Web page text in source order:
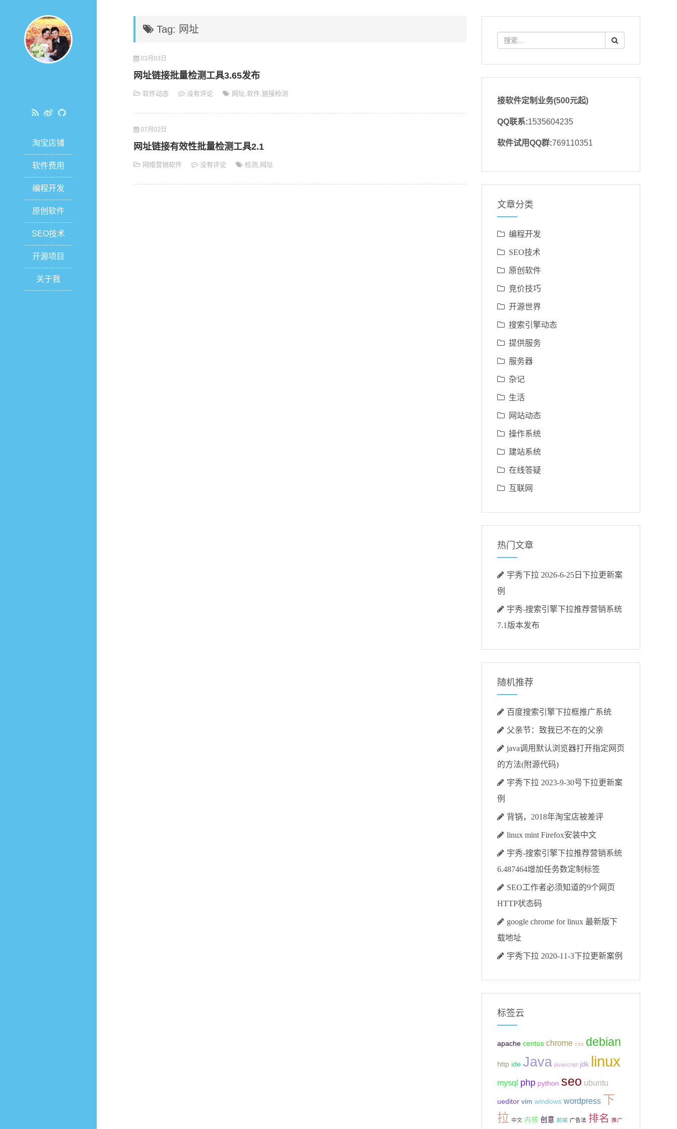
淘宝店铺
软件费用
编程开发
原创软件
SEO技术
开源项目
关于我
Tag: 网址
03月03日
网址链接批量检测工具3.65发布
软件动态 没有评论 网址,软件,链接检测
07月02日
网址链接有效性批量检测工具2.1
网络营销软件 没有评论 检测 , 网址
接软件定制业务(500元起)
QQ联系:1535604235
软件试用QQ群:769110351
文章分类
编程开发
SEO技术
原创软件
竞价技巧
开源世界
搜索引擎动态
提供服务
服务器
杂记
生活
网站动态
操作系统
建站系统
在线答疑
互联网
热门文章
宇秀下拉 2026-6-25日下拉更新案
例
宇秀-搜索引擎下拉推荐营销系统
7.1版本发布
随机推荐
百度搜索引擎下拉框推广系统
父亲节：致我已不在的父亲
java调用默认浏览器打开指定网页
的方法(附源代码)
宇秀下拉 2023-9-30号下拉更新案
例
背锅，2018年淘宝店被差评
linux mint Firefox安装中文
宇秀-搜索引擎下拉推荐营销系统
6.487464增加任务数定制标签
SEO工作者必须知道的9个网页
HTTP状态码
google chrome for linux 最新版下
载地址
宇秀下拉 2020-11-3下拉更新案例
标签云
apache centos chrome css debian
http ide Java javascript jdk linux
mysql php python seo ubuntu
ueditor vim windows wordpress 下
拉 中文 内核 创意 前端 广告法 排名 推广